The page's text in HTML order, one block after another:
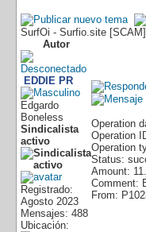
SurfOi - Surfio.site [SCAM]
Autor
EDDIE PR
Edgardo
Boneless
Sindicalista
activo
Registrado:
Agosto 2023
Mensajes: 488
Ubicación:
Operation
Operation
Operation
Status:
Amount:
Comment:
From: